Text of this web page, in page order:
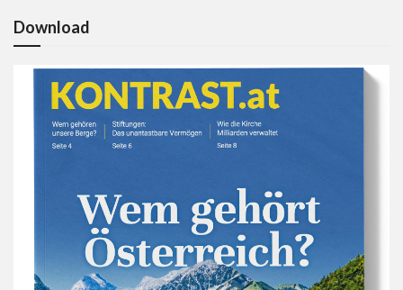
Download